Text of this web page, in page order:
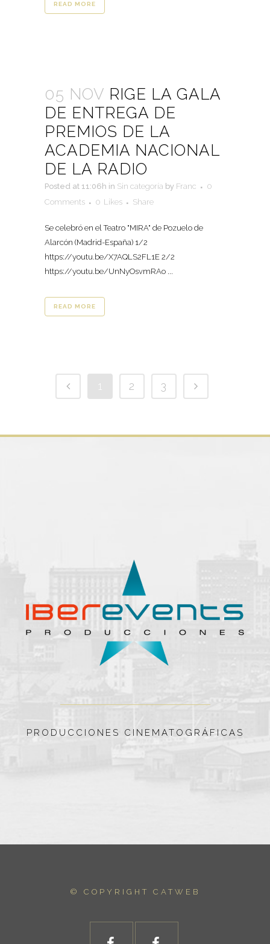
READ MORE
05 NOV RIGE LA GALA
DE ENTREGA DE
PREMIOS DE LA
ACADEMIA NACIONAL
DE LA RADIO
Posted at 11:06h in Sin categoría by Franc
0
Comments
0 Likes Share
Se celebró en el Teatro "MIRA" de Pozuelo de
Alarcón (Madrid-España) 1/2
https://youtu.be/X7AQLS2FL1E 2/2
https://youtu.be/UnNyOsvmRAo ...
READ MORE
1 2 3
PRODUCCIONES CINEMATOGRÁFICAS
© COPYRIGHT CATWEB